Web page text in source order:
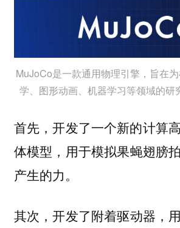
MuJoCo是一款通用物理引擎，旨在
学、图形动画、机器学习等领域的研
首先，开发了一个新的计算
体模型 ，用于模拟果蝇翅膀
产生的力。
其次，开发了附着驱动器 ，